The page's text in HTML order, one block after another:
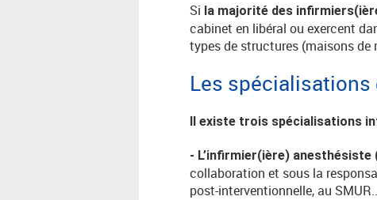
Si la majorité des
cabinet en libéral ou exercent
types de structures (maisons de
Les spécialisations
Il existe trois spécialisations
- L’infirmier(ière) anesthésiste
collaboration et sous la
post-interventionnelle, au